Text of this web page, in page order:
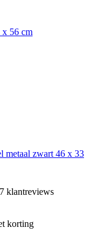
x 56 cm
metaal zwart 46 x 33
klantreviews
korting